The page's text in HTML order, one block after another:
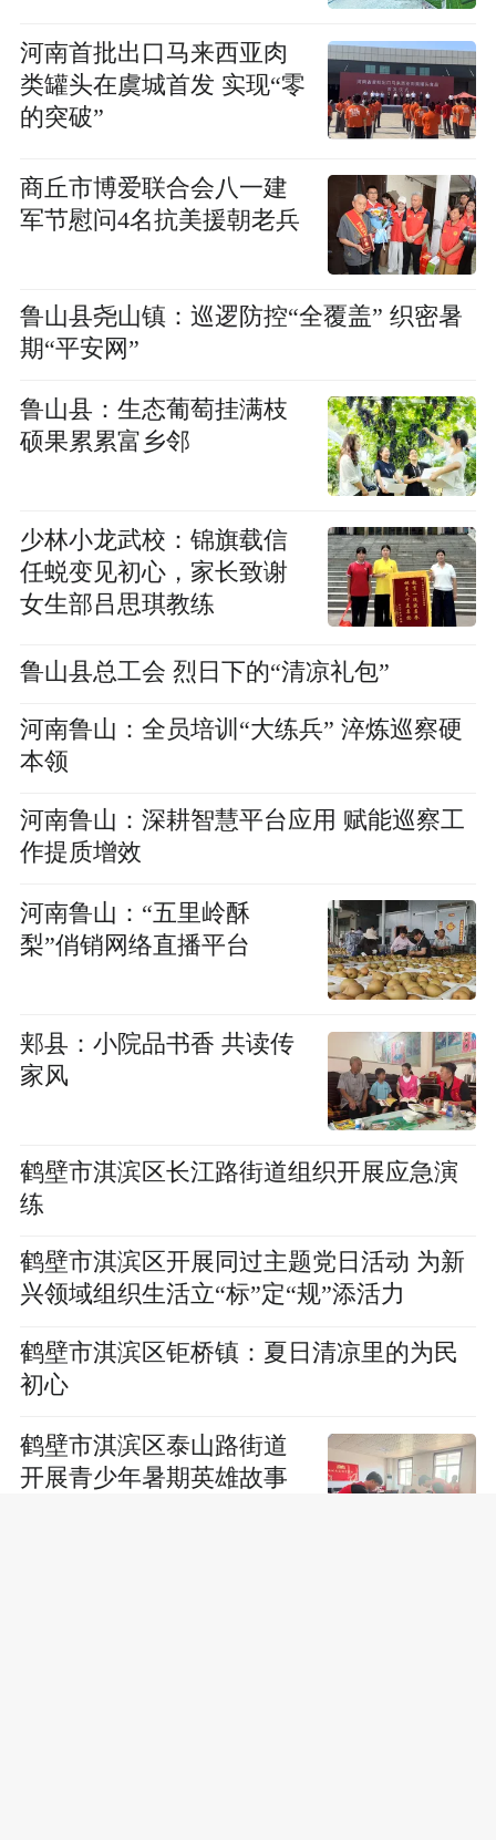
河南首批出口马来西亚肉
类罐头在虞城首发 实现“零
的突破”
商丘市博爱联合会八一建
军节慰问4名抗美援朝老兵
鲁山县尧山镇：巡逻防控“全覆盖” 织密暑
期“平安网”
鲁山县：生态葡萄挂满枝
硕果累累富乡邻
少林小龙武校：锦旗载信
任蜕变见初心，家长致谢
女生部吕思琪教练
鲁山县总工会 烈日下的“清凉礼包”
河南鲁山：全员培训“大练兵” 淬炼巡察硬
本领
河南鲁山：深耕智慧平台应用 赋能巡察工
作提质增效
河南鲁山：“五里岭酥
梨”俏销网络直播平台
郏县：小院品书香 共读传
家风
鹤壁市淇滨区长江路街道组织开展应急演
练
鹤壁市淇滨区开展同过主题党日活动 为新
兴领域组织生活立“标”定“规”添活力
鹤壁市淇滨区钜桥镇：夏日清凉里的为民
初心
鹤壁市淇滨区泰山路街道
开展青少年暑期英雄故事